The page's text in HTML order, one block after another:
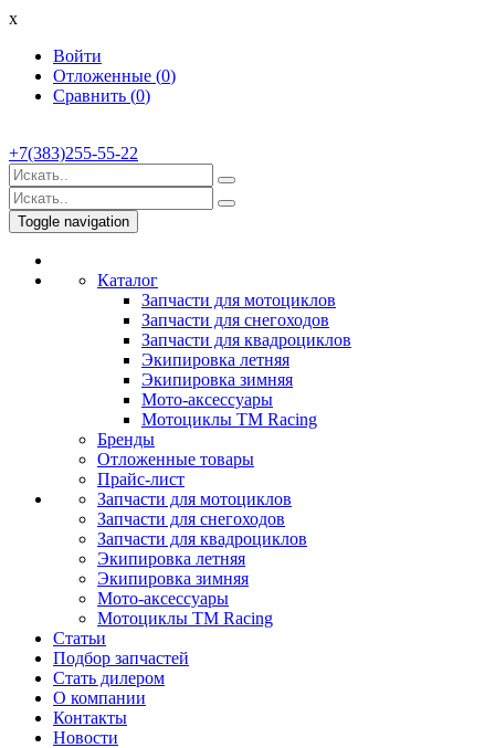
x
Войти
Отложенные (0)
Сравнить (0)
+7(383)255-55-22
Toggle navigation
Каталог
Запчасти для мотоциклов
Запчасти для снегоходов
Запчасти для квадроциклов
Экипировка летняя
Экипировка зимняя
Мото-аксессуары
Мотоциклы TM Racing
Бренды
Отложенные товары
Прайс-лист
Запчасти для мотоциклов
Запчасти для снегоходов
Запчасти для квадроциклов
Экипировка летняя
Экипировка зимняя
Мото-аксессуары
Мотоциклы TM Racing
Статьи
Подбор запчастей
Стать дилером
О компании
Контакты
Новости